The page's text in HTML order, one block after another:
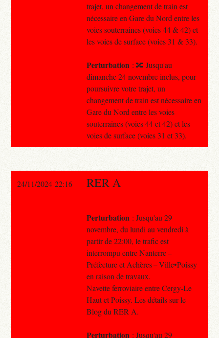
trajet, un changement de train est
nécessaire en Gare du Nord entre les
voies souterraines (voies 44 & 42) et
les voies de surface (voies 31 & 33).
Perturbation : 🔀 Jusqu'au
dimanche 24 novembre inclus, pour
poursuivre votre trajet, un
changement de train est nécessaire en
Gare du Nord entre les voies
souterraines (voies 44 et 42) et les
voies de surface (voies 31 et 33).
24/11/2024 22:16 RER A
Perturbation : Jusqu'au 29
novembre, du lundi au vendredi à
partir de 22:00, le trafic est
interrompu entre Nanterre –
Préfecture et Achères – Ville•Poissy
en raison de travaux.
Navette ferroviaire entre Cergy-Le
Haut et Poissy. Les détails sur le
Blog du RER A.
Perturbation : Jusqu'au 29